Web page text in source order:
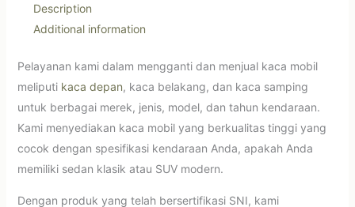
Description
Additional information
Pelayanan kami dalam mengganti dan menjual kaca mobil
meliputi kaca depan, kaca belakang, dan kaca samping
untuk berbagai merek, jenis, model, dan tahun kendaraan.
Kami menyediakan kaca mobil yang berkualitas tinggi yang
cocok dengan spesifikasi kendaraan Anda, apakah Anda
memiliki sedan klasik atau SUV modern.
Dengan produk yang telah bersertifikasi SNI, kami